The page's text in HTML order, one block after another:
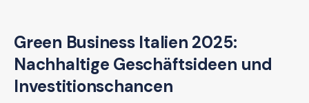
Green Business Italien 2025:
Nachhaltige Geschäftsideen und
Investitionschancen